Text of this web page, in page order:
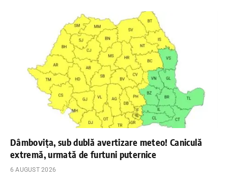
Dâmbovița, sub dublă avertizare meteo! Caniculă
extremă, urmată de furtuni puternice
6 AUGUST 2026